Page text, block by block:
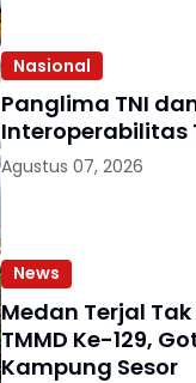
Nasional
Panglima TNI dan Menhan RI
Interoperabilitas
Agustus 07, 2026
News
Medan Terjal
TMMD Ke-129,
Kampung Sesor